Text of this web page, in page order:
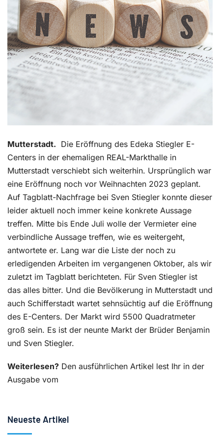
Mutterstadt. Die Eröffnung des Edeka Stiegler E-
Centers in der ehemaligen REAL-Markthalle in
Mutterstadt verschiebt sich weiterhin. Ursprünglich war
eine Eröffnung noch vor Weihnachten 2023 geplant.
Auf Tagblatt-Nachfrage bei Sven Stiegler konnte dieser
leider aktuell noch immer keine konkrete Aussage
treffen. Mitte bis Ende Juli wolle der Vermieter eine
verbindliche Aussage treffen, wie es weitergeht,
antwortete er. Lang war die Liste der noch zu
erledigenden Arbeiten im vergangenen Oktober, als wir
zuletzt im Tagblatt berichteten. Für Sven Stiegler ist
das alles bitter. Und die Bevölkerung in Mutterstadt und
auch Schifferstadt wartet sehnsüchtig auf die Eröffnung
des E-Centers. Der Markt wird 5500 Quadratmeter
groß sein. Es ist der neunte Markt der Brüder Benjamin
und Sven Stiegler.
Weiterlesen? Den ausführlichen Artikel lest Ihr in der
Ausgabe vom
Neueste Artikel